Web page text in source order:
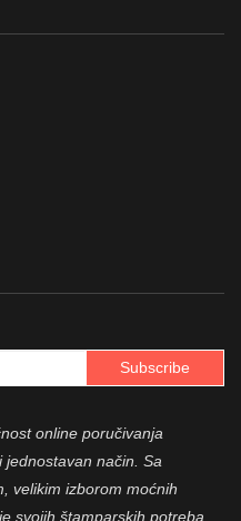
Subscribe
online poručivanja
način. Sa
velikim izborom moćnih
svojih štamparskih potreba.